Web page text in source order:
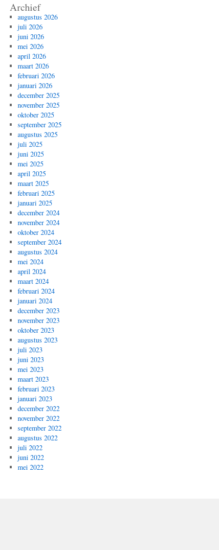
Archief
augustus 2026
juli 2026
juni 2026
mei 2026
april 2026
maart 2026
februari 2026
januari 2026
december 2025
november 2025
oktober 2025
september 2025
augustus 2025
juli 2025
juni 2025
mei 2025
april 2025
maart 2025
februari 2025
januari 2025
december 2024
november 2024
oktober 2024
september 2024
augustus 2024
mei 2024
april 2024
maart 2024
februari 2024
januari 2024
december 2023
november 2023
oktober 2023
augustus 2023
juli 2023
juni 2023
mei 2023
maart 2023
februari 2023
januari 2023
december 2022
november 2022
september 2022
augustus 2022
juli 2022
juni 2022
mei 2022